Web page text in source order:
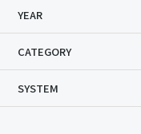
YEAR
CATEGORY
SYSTEM